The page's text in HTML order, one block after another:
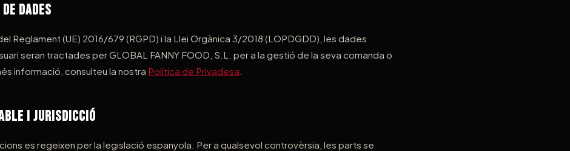
Dades
Reglament (UE) 2016/679 (RGPD) i la Llei Orgànica 3/2018 (LOPDGDD), les dades
seran tractades per GLOBAL FANNY FOOD, S.L. per a la gestió de la seva comanda o
informació, consulteu la nostra Política de Privadesa
i Jurisdicció
es regeixen per la legislació espanyola. Per a qualsevol controvèrsia, les parts se